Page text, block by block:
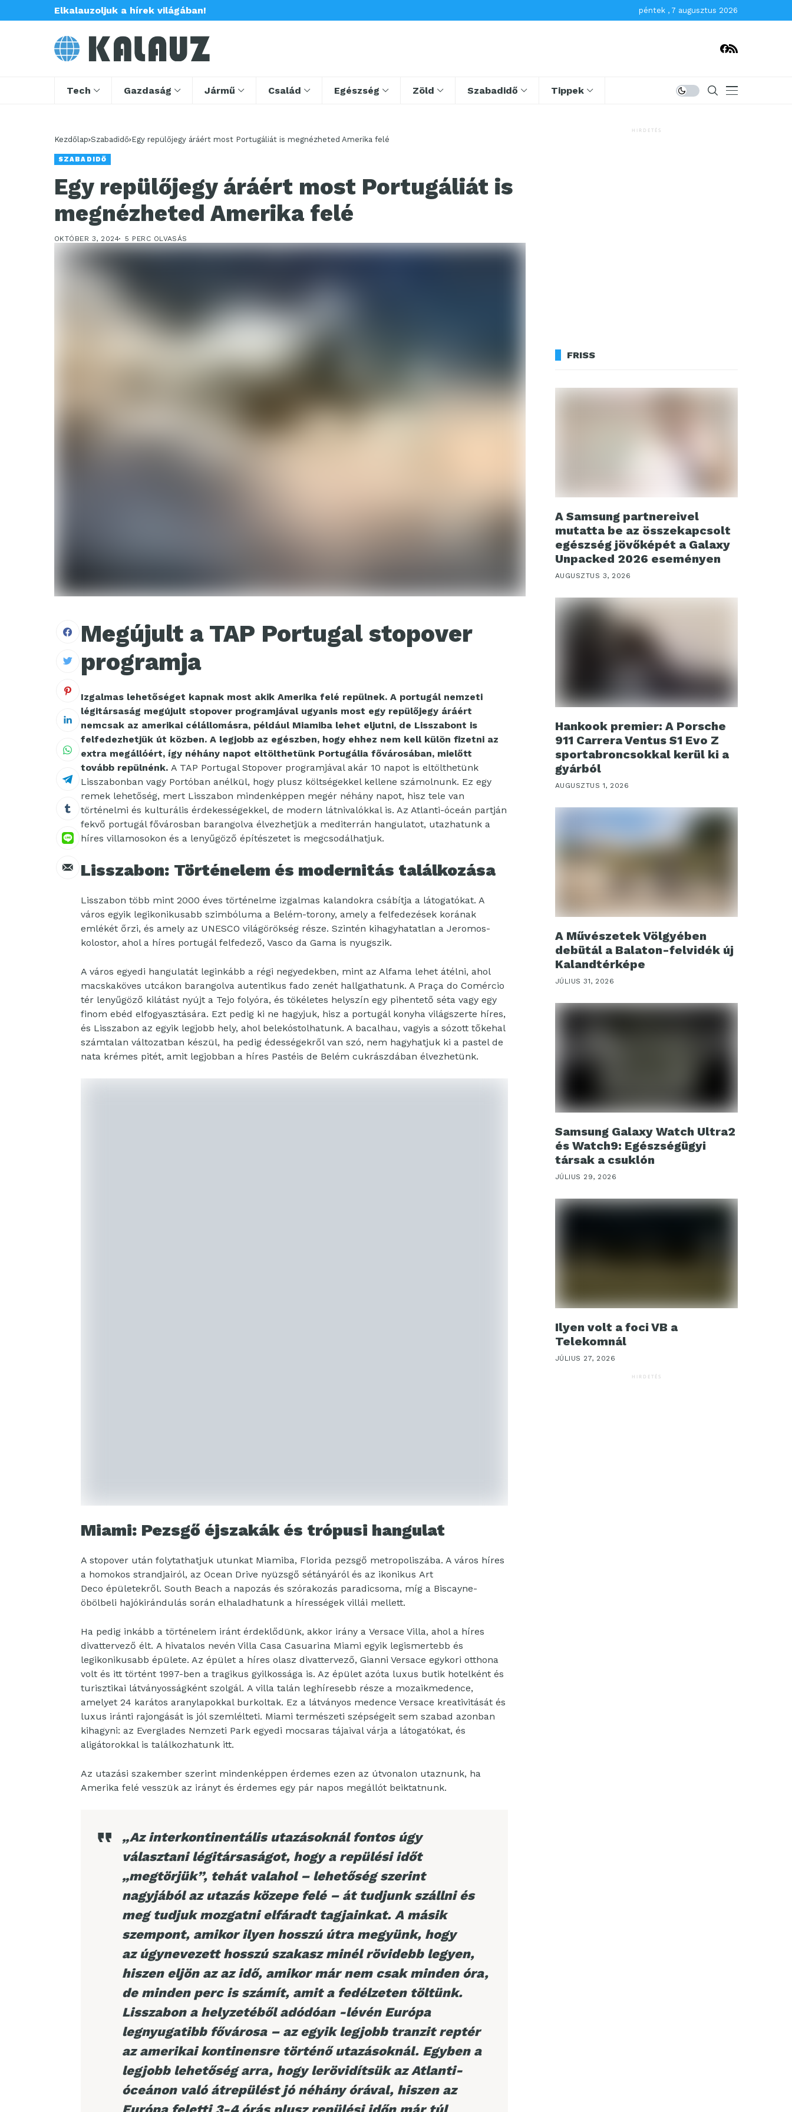
Elkalauzoljuk a hírek világában! péntek , 7 augusztus 2026
Tech Gazdaság Jármű Család Egészség Zöld Szabadidő Tippek
Kezdőlap Szabadidő Egy repülőjegy áráért most Portugáliát is megnézheted Amerika felé
SZABADIDŐ
Egy repülőjegy áráért most Portugáliát is
megnézheted Amerika felé
OKTÓBER 3, 2024 5 PERC OLVASÁS
Megújult a TAP Portugal stopover
programja
Izgalmas lehetőséget kapnak most akik Amerika felé repülnek. A portugál nemzeti
légitársaság megújult stopover programjával ugyanis most egy repülőjegy áráért
nemcsak az amerikai célállomásra, például Miamiba lehet eljutni, de Lisszabont is
felfedezhetjük út közben. A legjobb az egészben, hogy ehhez nem kell külön fizetni az
extra megállóért, így néhány napot eltölthetünk Portugália fővárosában, mielőtt
tovább repülnénk. A TAP Portugal Stopover programjával akár 10 napot is eltölthetünk
Lisszabonban vagy Portóban anélkül, hogy plusz költségekkel kellene számolnunk. Ez egy
remek lehetőség, mert Lisszabon mindenképpen megér néhány napot, hisz tele van
történelmi és kulturális érdekességekkel, de modern látnivalókkal is. Az Atlanti-óceán partján
fekvő portugál fővárosban barangolva élvezhetjük a mediterrán hangulatot, utazhatunk a
híres villamosokon és a lenyűgöző építészetet is megcsodálhatjuk.
Lisszabon: Történelem és modernitás találkozása
Lisszabon több mint 2000 éves történelme izgalmas kalandokra csábítja a látogatókat. A
város egyik legikonikusabb szimbóluma a Belém-torony, amely a felfedezések korának
emlékét őrzi, és amely az UNESCO világörökség része. Szintén kihagyhatatlan a Jeromos-
kolostor, ahol a híres portugál felfedező, Vasco da Gama is nyugszik.
A város egyedi hangulatát leginkább a régi negyedekben, mint az Alfama lehet átélni, ahol
macskaköves utcákon barangolva autentikus fado zenét hallgathatunk. A Praça do Comércio
tér lenyűgöző kilátást nyújt a Tejo folyóra, és tökéletes helyszín egy pihentető séta vagy egy
finom ebéd elfogyasztására. Ezt pedig ki ne hagyjuk, hisz a portugál konyha világszerte híres,
és Lisszabon az egyik legjobb hely, ahol belekóstolhatunk. A bacalhau, vagyis a sózott tőkehal
számtalan változatban készül, ha pedig édességekről van szó, nem hagyhatjuk ki a pastel de
nata krémes pitét, amit legjobban a híres Pastéis de Belém cukrászdában élvezhetünk.
Miami: Pezsgő éjszakák és trópusi hangulat
A stopover után folytathatjuk utunkat Miamiba, Florida pezsgő metropoliszába. A város híres
a homokos strandjairól, az Ocean Drive nyüzsgő sétányáról és az ikonikus Art
Deco épületekről. South Beach a napozás és szórakozás paradicsoma, míg a Biscayne-
öbölbeli hajókirándulás során elhaladhatunk a hírességek villái mellett.
Ha pedig inkább a történelem iránt érdeklődünk, akkor irány a Versace Villa, ahol a híres
divattervező élt. A hivatalos nevén Villa Casa Casuarina Miami egyik legismertebb és
legikonikusabb épülete. Az épület a híres olasz divattervező, Gianni Versace egykori otthona
volt és itt történt 1997-ben a tragikus gyilkossága is. Az épület azóta luxus butik hotelként és
turisztikai látványosságként szolgál. A villa talán leghíresebb része a mozaikmedence,
amelyet 24 karátos aranylapokkal burkoltak. Ez a látványos medence Versace kreativitását és
luxus iránti rajongását is jól szemlélteti. Miami természeti szépségeit sem szabad azonban
kihagyni: az Everglades Nemzeti Park egyedi mocsaras tájaival várja a látogatókat, és
aligátorokkal is találkozhatunk itt.
Az utazási szakember szerint mindenképpen érdemes ezen az útvonalon utaznunk, ha
Amerika felé vesszük az irányt és érdemes egy pár napos megállót beiktatnunk.
„Az interkontinentális utazásoknál fontos úgy
választani légitársaságot, hogy a repülési időt
„megtörjük”, tehát valahol – lehetőség szerint
nagyjából az utazás közepe felé – át tudjunk szállni és
meg tudjuk mozgatni elfáradt tagjainkat. A másik
szempont, amikor ilyen hosszú útra megyünk, hogy
az úgynevezett hosszú szakasz minél rövidebb legyen,
hiszen eljön az az idő, amikor már nem csak minden óra,
de minden perc is számít, amit a fedélzeten töltünk.
Lisszabon a helyzetéből adódóan -lévén Európa
legnyugatibb fővárosa – az egyik legjobb tranzit reptér
az amerikai kontinensre történő utazásoknál. Egyben a
legjobb lehetőség arra, hogy lerövidítsük az Atlanti-
óceánon való átrepülést jó néhány órával, hiszen az
HIRDETÉS
FRISS
A Samsung partnereivel
mutatta be az összekapcsolt
egészség jövőképét a Galaxy
Unpacked 2026 eseményen
AUGUSZTUS 3, 2026
Hankook premier: A Porsche
911 Carrera Ventus S1 Evo Z
sportabroncsokkal kerül ki a
gyárból
AUGUSZTUS 1, 2026
A Művészetek Völgyében
debütál a Balaton-felvidék új
Kalandtérképe
JÚLIUS 31, 2026
Samsung Galaxy Watch Ultra2
és Watch9: Egészségügyi
társak a csuklón
JÚLIUS 29, 2026
Ilyen volt a foci VB a
Telekomnál
JÚLIUS 27, 2026
HIRDETÉS